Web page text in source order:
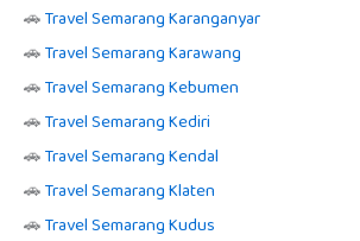
🚗Travel Semarang Karanganyar
🚗Travel Semarang Karawang
🚗Travel Semarang Kebumen
🚗Travel Semarang Kediri
🚗Travel Semarang Kendal
🚗Travel Semarang Klaten
🚗Travel Semarang Kudus